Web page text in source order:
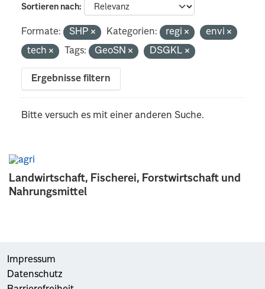
Landwirtschaft, Fischerei, Forstwirtschaft und
Nahrungsmittel
Sortieren nach
Formate: SHP Kategorien: regi
envi
tech
Tags: GeoSN DSGKL
Ergebnisse filtern
Bitte versuch es mit einer anderen Suche.
Impressum
Datenschutz